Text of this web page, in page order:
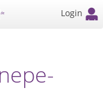
Login